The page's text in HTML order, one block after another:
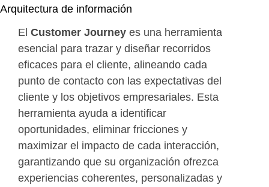
Arquitectura de información
El Customer Journey es una herramienta
esencial para trazar y diseñar recorridos
eficaces para el cliente, alineando cada
punto de contacto con las expectativas del
cliente y los objetivos empresariales. Esta
herramienta ayuda a identificar
oportunidades, eliminar fricciones y
maximizar el impacto de cada interacción,
garantizando que su organización ofrezca
experiencias coherentes, personalizadas y